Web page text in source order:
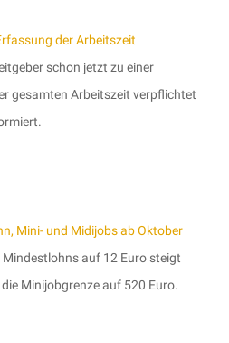
der Arbeitszeit
schon jetzt zu einer
gesamten Arbeitszeit verpflichtet
Mini- und Midijobs ab Oktober
Mindestlohns auf 12 Euro steigt
Minijobgrenze auf 520 Euro.